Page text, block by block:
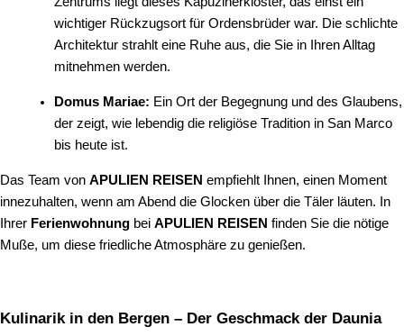
wichtiger Rückzugsort für Ordensbrüder war. Die schlichte
Architektur strahlt eine Ruhe aus, die Sie in Ihren Alltag
mitnehmen werden.
Domus Mariae: Ein Ort der Begegnung und des Glaubens,
der zeigt, wie lebendig die religiöse Tradition in San Marco
bis heute ist.
Das Team von APULIEN REISEN empfiehlt Ihnen, einen Moment
innezuhalten, wenn am Abend die Glocken über die Täler läuten. In
Ihrer Ferienwohnung bei APULIEN REISEN finden Sie die nötige
Muße, um diese friedliche Atmosphäre zu genießen.
Kulinarik in den Bergen – Der Geschmack der Daunia